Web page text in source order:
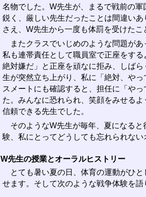
名物でした。W先生が、まるで戦前の
鋭く、厳しい先生だったことは間違い
さえ、W先生から一度も体罰を受けたこ
またクラスでいじめのような問題があ
私も連帯責任として職員室で正座をす
絶対嫌だ」と正座を頑なに拒み、しば
生が突然立ち上がり、私に「絶対、や
スメートにも確認すると、担任に「や
た。みんなに恐れられ、笑顔をみせる
信頼できる先生でした。
そのようなW先生が毎年、夏になると
験、私にとってどうしても忘れられない
W先生の授業とオーラルヒストリー
とても暑い夏の日、体育の運動がひと
せます。そして次のような戦争体験を語